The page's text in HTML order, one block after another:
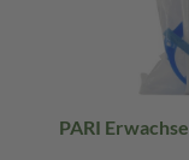
PARI